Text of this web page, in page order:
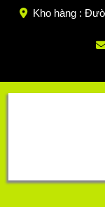
Skip
Kho hàng :